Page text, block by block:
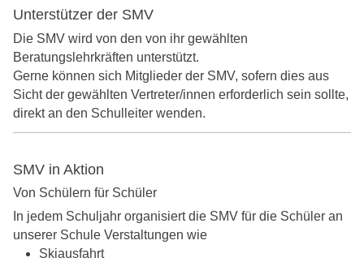
Unterstützer der SMV
Die SMV wird von den von ihr gewählten
Beratungslehrkräften unterstützt.
Gerne können sich Mitglieder der SMV, sofern dies aus
Sicht der gewählten Vertreter/innen erforderlich sein sollte,
direkt an den Schulleiter wenden.
SMV in Aktion
Von Schülern für Schüler
In jedem Schuljahr organisiert die SMV für die Schüler an
unserer Schule Verstaltungen wie
Skiausfahrt